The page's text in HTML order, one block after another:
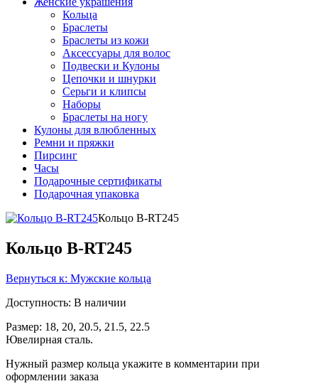
Кольца
Браслеты
Браслеты из кожи
Аксессуары для волос
Подвески и Кулоны
Цепочки и шнурки
Серьги и клипсы
Наборы
Браслеты на ногу
Кулоны для влюбленных
Ремни и пряжки
Пирсинг
Часы
Подарочные сертификаты
Подарочная упаковка
Кольцо B-RT245
Кольцо B-RT245
Вернуться к: Мужские кольца
Доступность: В наличии
Размер: 18, 20, 20.5, 21.5, 22.5
Ювелирная сталь.
Нужный размер кольца укажите в комментарии при
оформлении заказа